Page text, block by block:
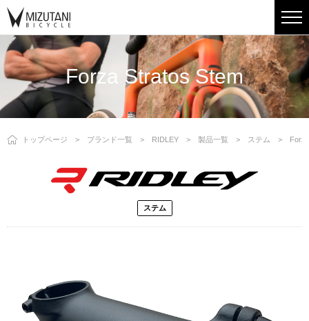
Forza Stratos Stem
トップページ ブランド一覧 RIDLEY 製品一覧 ステム
ステム